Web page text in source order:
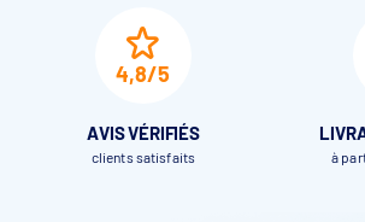
4,8/5
AVIS VÉRIFIÉS
clients satisfaits à